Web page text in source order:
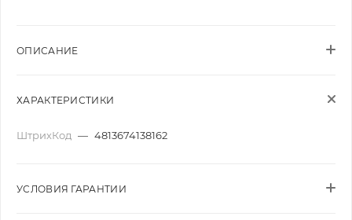
ОПИСАНИЕ
ХАРАКТЕРИСТИКИ
ШтрихКод — 4813674138162
УСЛОВИЯ ГАРАНТИИ